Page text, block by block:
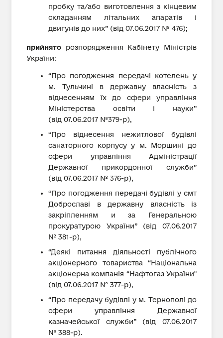
пробку та/або виготовлення з кінцевим
складанням літальних апаратів і
двигунів до них” (від 07.06.2017 № 476);
прийнято розпорядження Кабінету Міністрів
України:
“Про погодження передачі котелень у
м. Тульчині в державну власність з
віднесенням їх до сфери управління
Міністерства освіти і науки”
(від 07.06.2017 №379-р),
“Про віднесення нежитлової будівлі
санаторного корпусу у м. Моршині до
сфери управління Адміністрації
Державної прикордонної служби”
(від 07.06.2017 № 376-р),
“Про погодження передачі будівлі у смт
Доброславі в державну власність із
закріпленням и за Генеральною
прокуратурою України” (від 07.06.2017
№ 381-р),
“Деякі питання діяльності публічного
акціонерного товариства “Національна
акціонерна компанія “Нафтогаз України"
(від 07.06.2017 № 377-р),
“Про передачу будівлі у м. Тернополі до
сфери управління Державної
казначейської служби” (від 07.06.2017
№ 388-р).